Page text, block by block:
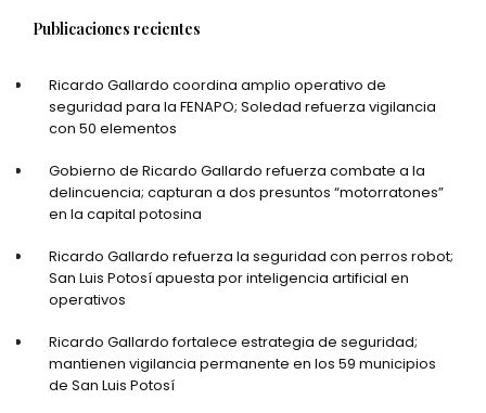
Publicaciones recientes
Ricardo Gallardo coordina amplio operativo de
seguridad para la FENAPO; Soledad refuerza vigilancia
con 50 elementos
Gobierno de Ricardo Gallardo refuerza combate a la
delincuencia; capturan a dos presuntos “motorratones”
en la capital potosina
Ricardo Gallardo refuerza la seguridad con perros robot;
San Luis Potosí apuesta por inteligencia artificial en
operativos
Ricardo Gallardo fortalece estrategia de seguridad;
mantienen vigilancia permanente en los 59 municipios
de San Luis Potosí